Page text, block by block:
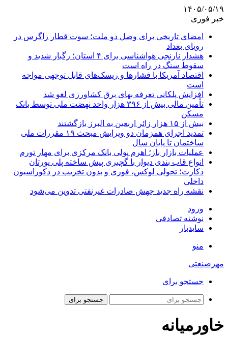
۱۴۰۵/۰۵/۱۹
خبر فوری
امضای تاریخی برای وصل دو ملت؛ سوت قطار زاگرس در
رویای بغداد
هشدار نارنجی هواشناسی برای ۴ استان؛ رگبار شدید و
سقوط سنگ در راه است
اقتصاد آمریکا با فشارها و ریسک‌های قابل توجهی مواجه
است
افزایش پلکانی تعرفه بهای برق کشاورزی لغو شد
تأمین مالی بیش از ۳۹۶ هزار واحد نهضت ملی توسط بانک
مسکن
بیش از ۱۵ هزار زائر اربعین به البرز بازگشتند
تمدید اجرای همزمان دو ویرایش مبحث ۱۹ مقررات ملی
ساختمان تا پایان سال
عملیات بازار باز؛ اهرم پولی بانک مرکزی برای مهار تورم
انواع قاب بندی دیوار با گچبری پیش ساخته پلی یورتان
دکارت؛ تحولی لوکس، فوری و بدون تخریب در دکوراسیون
داخلی
نقشه راه جدید جهش صادرات غیرنفتی تدوین می‌شود
ورود
نوشته تصادفی
سایدبار
منو
مهرصنعتی
جستجو برای
جستجو برای
خاورمیانه